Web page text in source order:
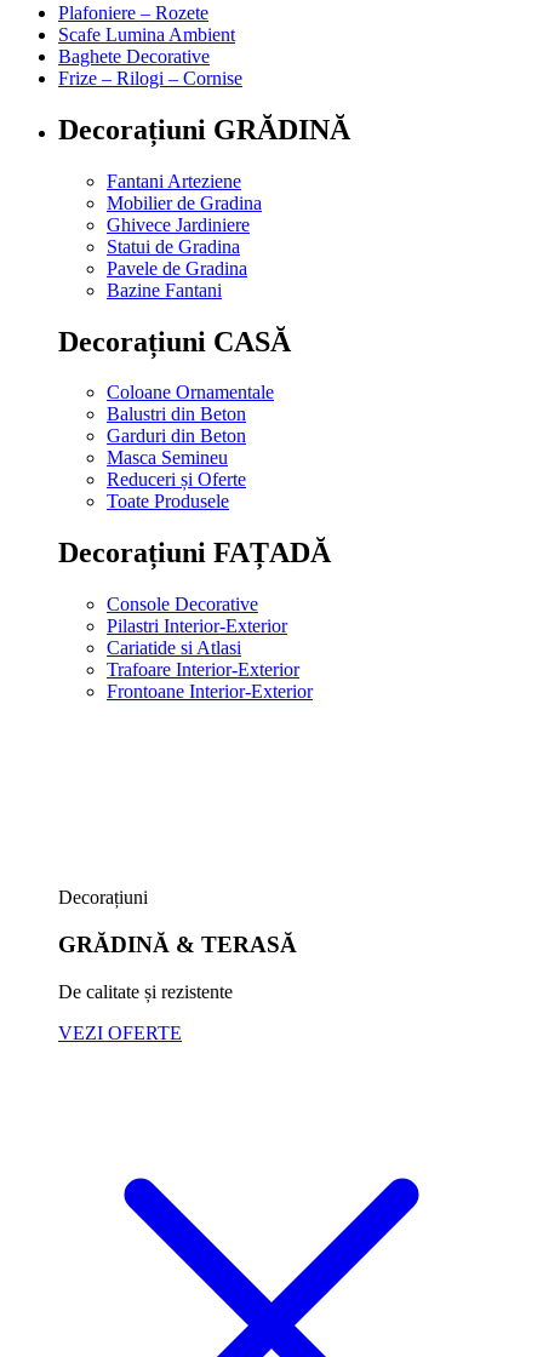
Plafoniere – Rozete
Scafe Lumina Ambient
Baghete Decorative
Frize – Rilogi – Cornise
Decorațiuni GRĂDINĂ
Fantani Arteziene
Mobilier de Gradina
Ghivece Jardiniere
Statui de Gradina
Pavele de Gradina
Bazine Fantani
Decorațiuni CASĂ
Coloane Ornamentale
Balustri din Beton
Garduri din Beton
Masca Semineu
Reduceri și Oferte
Toate Produsele
Decorațiuni FAȚADĂ
Console Decorative
Pilastri Interior-Exterior
Cariatide si Atlasi
Trafoare Interior-Exterior
Frontoane Interior-Exterior
Decorațiuni
GRĂDINĂ & TERASĂ
De calitate și rezistente
VEZI OFERTE